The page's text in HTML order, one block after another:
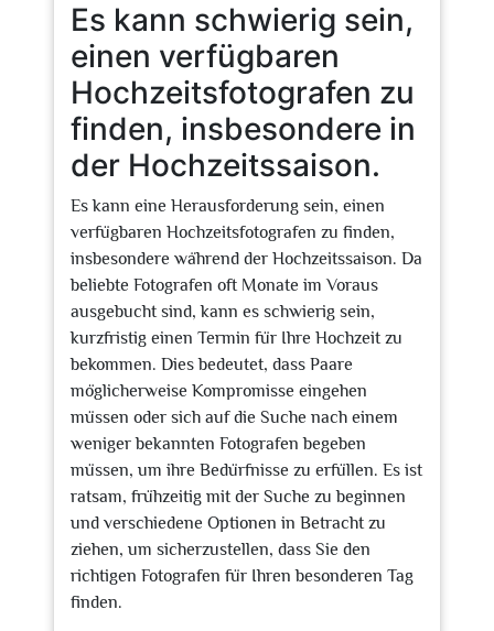
Es kann schwierig sein,
einen verfügbaren
Hochzeitsfotografen zu
finden, insbesondere in
der Hochzeitssaison.
Es kann eine Herausforderung sein, einen
verfügbaren Hochzeitsfotografen zu finden,
insbesondere während der Hochzeitssaison. Da
beliebte Fotografen oft Monate im Voraus
ausgebucht sind, kann es schwierig sein,
kurzfristig einen Termin für Ihre Hochzeit zu
bekommen. Dies bedeutet, dass Paare
möglicherweise Kompromisse eingehen
müssen oder sich auf die Suche nach einem
weniger bekannten Fotografen begeben
müssen, um ihre Bedürfnisse zu erfüllen. Es ist
ratsam, frühzeitig mit der Suche zu beginnen
und verschiedene Optionen in Betracht zu
ziehen, um sicherzustellen, dass Sie den
richtigen Fotografen für Ihren besonderen Tag
finden.